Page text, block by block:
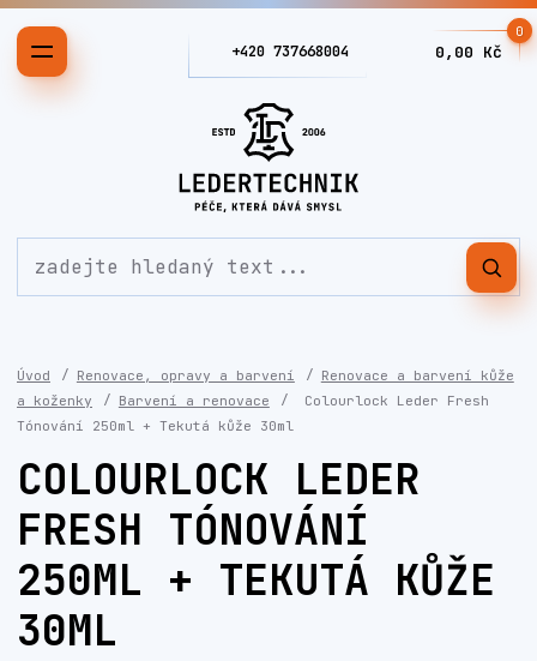
+420 737668004
0
0,00 Kč
Úvod Renovace, opravy a barvení
Renovace a barvení kůže
a koženky
Barvení a renovace
Colourlock Leder Fresh
Tónování 250ml + Tekutá kůže 30ml
COLOURLOCK LEDER
FRESH TÓNOVÁNÍ
250ML + TEKUTÁ KŮŽE
30ML